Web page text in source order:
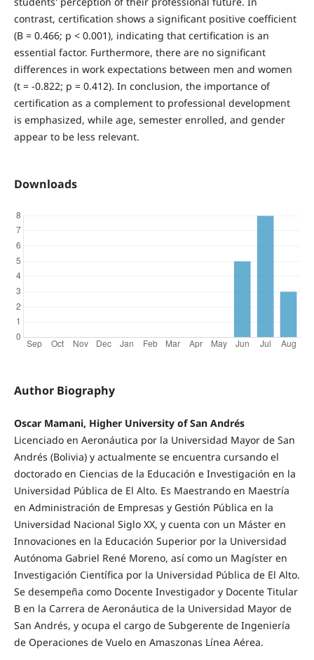
contrast, certification shows a significant positive coefficient
(B = 0.466; p < 0.001), indicating that certification is an
essential factor. Furthermore, there are no significant
differences in work expectations between men and women
(t = -0.822; p = 0.412). In conclusion, the importance of
certification as a complement to professional development
is emphasized, while age, semester enrolled, and gender
appear to be less relevant.
Downloads
Author Biography
Oscar Mamani, Higher University of San Andrés
Licenciado en Aeronáutica por la Universidad Mayor de San
Andrés (Bolivia) y actualmente se encuentra cursando el
doctorado en Ciencias de la Educación e Investigación en la
Universidad Pública de El Alto. Es Maestrando en Maestría
en Administración de Empresas y Gestión Pública en la
Universidad Nacional Siglo XX, y cuenta con un Máster en
Innovaciones en la Educación Superior por la Universidad
Autónoma Gabriel René Moreno, así como un Magíster en
Investigación Científica por la Universidad Pública de El Alto.
Se desempeña como Docente Investigador y Docente Titular
B en la Carrera de Aeronáutica de la Universidad Mayor de
San Andrés, y ocupa el cargo de Subgerente de Ingeniería
de Operaciones de Vuelo en Amaszonas Línea Aérea.